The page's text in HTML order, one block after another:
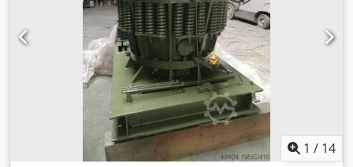
criba (estándar): 6–8 mm, redondo Capacidad promedio:
200–360 kg/h Altura de alimentación: 1750 mm
Dimensiones (An x L x Al): 1500 x 2000 x 2170 mm
Credpfeyf E N Tex Ak Asf Ventilador de extracción
incorporado: Fabricante: Elektror Karl W. Müller GmbH &
Co. Tensión: 230/400 V, 50 Hz Trifásico Potencia: 3,1 kW
Velocidad: 2830 rpm Caudal de aire: 2760 m³/h
1 / 14